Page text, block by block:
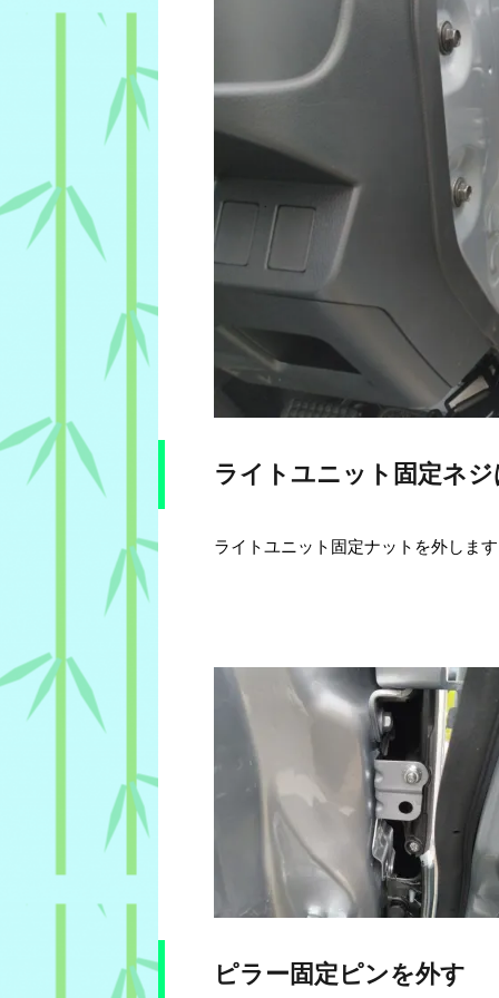
ライトユニット固定ネジ
ライトユニット固定ナットを外しま
ピラー固定ピンを外す